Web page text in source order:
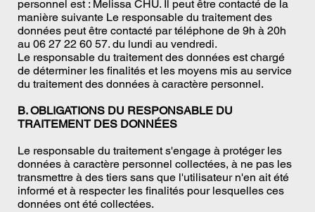
personnel est : Melissa CHU. Il peut être contacté de la
manière suivante Le responsable du traitement des
données peut être contacté par téléphone de 9h à 20h
au 06 27 22 60 57. du lundi au vendredi.
Le responsable du traitement des données est chargé
de déterminer les finalités et les moyens mis au service
du traitement des données à caractère personnel.
B. OBLIGATIONS DU RESPONSABLE DU
TRAITEMENT DES DONNÉES
Le responsable du traitement s'engage à protéger les
données à caractère personnel collectées, à ne pas les
transmettre à des tiers sans que l'utilisateur n'en ait été
informé et à respecter les finalités pour lesquelles ces
données ont été collectées.